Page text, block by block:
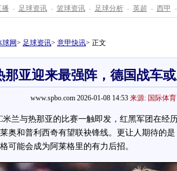
播 - 足球资讯 - 篮球资讯 - 足球分析 - 英超 - 西甲 -
球网> 足球资讯> 意甲快讯> 正文
那亚迎来最强阵，德国战车
www.spbo.com 2026-01-08 14:53 来源: 国际体育
与热那亚的比赛一触即发，红黑军团在经
奥和普利西奇有望联袂锋线。更让人期待的
可能会成为阿莱格里的有力后招。